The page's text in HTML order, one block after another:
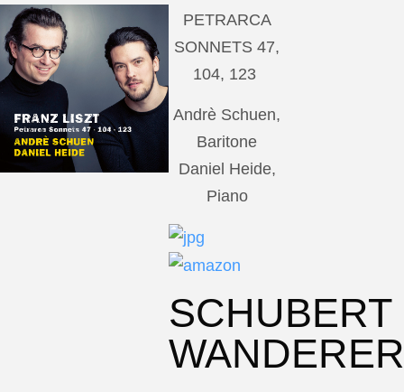
PETRARCA
SONNETS 47,
104, 123
Andrè Schuen,
Baritone
Daniel Heide,
Piano
SCHUBERT
WANDERER